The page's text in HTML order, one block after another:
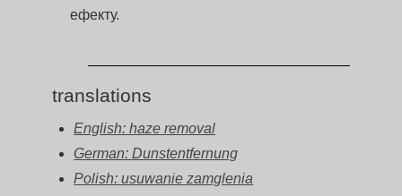
ефекту.
translations
English: haze removal
German: Dunstentfernung
Polish: usuwanie zamglenia